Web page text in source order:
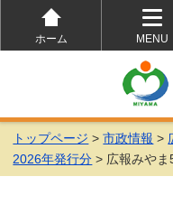
ホーム
MENU
トップページ >市政情報 >
2026年発行分 > 広報みやま